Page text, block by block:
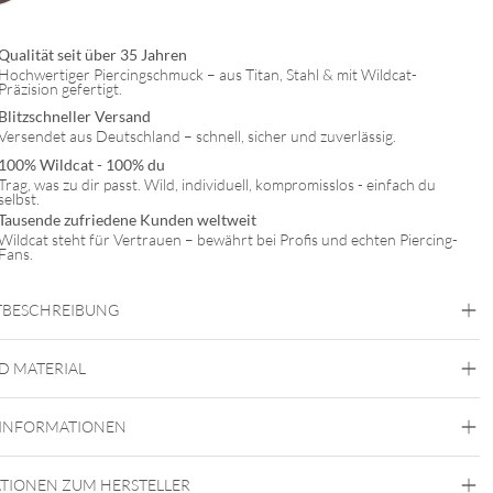
seit über 35 Jahren
Hochwertiger Piercingschmuck – aus Titan, Stahl & mit Wildcat-
Präzision gefertigt.
Blitzschneller Versand
aus Deutschland – schnell, sicher und zuverlässig.
100% Wildcat - 100% du
was zu dir passt. Wild, individuell, kompromisslos - einfach du
zufriedene Kunden weltweit
steht für Vertrauen – bewährt bei Profis und echten Piercing-
Fans.
Ketten aus Edelstahl in Kombination mit dem glänzenden
du gewappnet für jedes Event.
wird durch
MATERIAL
Wildcat
Chirurgenstahl 316L
ZUM HERSTELLER